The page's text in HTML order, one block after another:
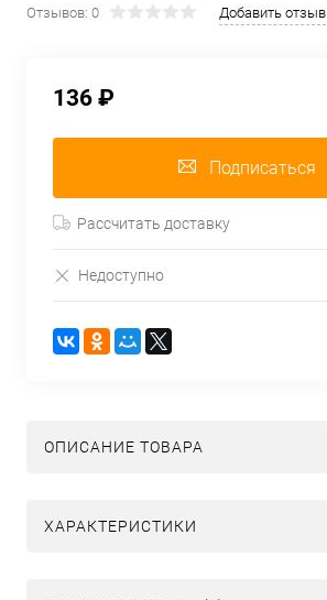
Отзывов: 0 Добавить отзыв
136 ₽
Подписаться
Рассчитать доставку
Недоступно
ОПИСАНИЕ ТОВАРА
ХАРАКТЕРИСТИКИ